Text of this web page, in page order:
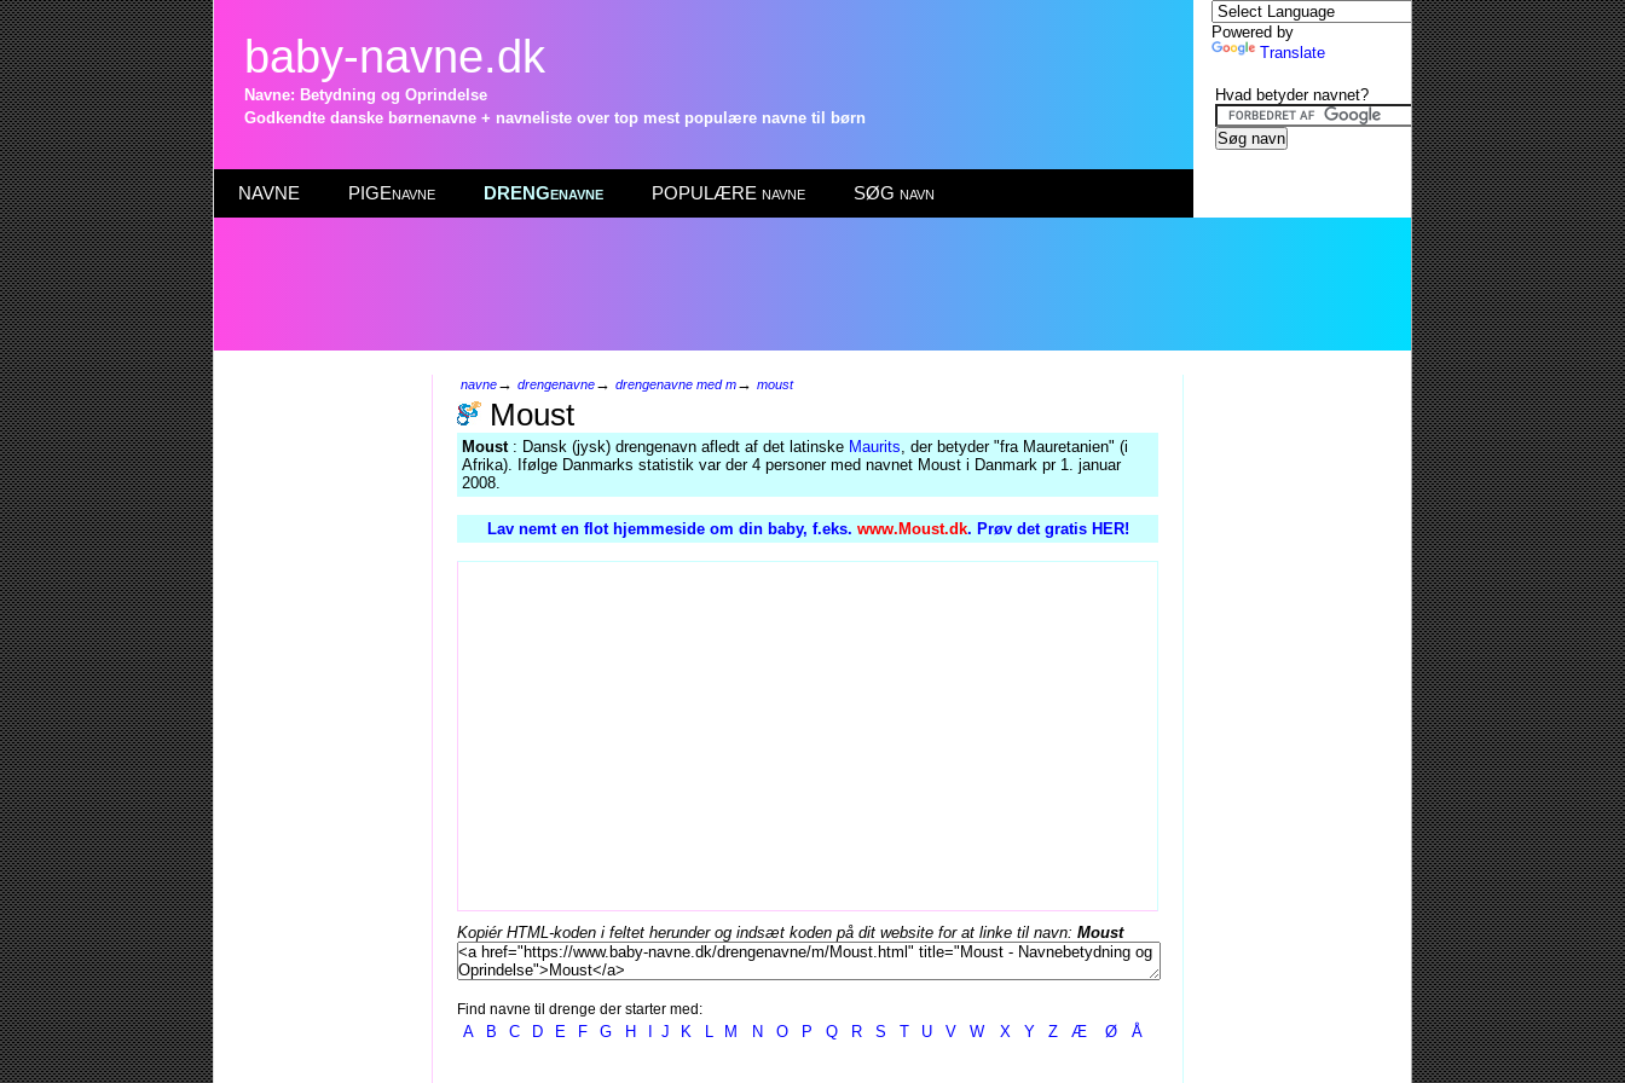
baby-navne.dk
Navne: Betydning og Oprindelse
Godkendte danske børnenavne + navneliste over top mest populære navne til børn
NAVNE PIGEnavne DRENGenavne POPULÆRE navne SØG navn
navne→ drengenavne→ drengenavne med m→ moust
Moust
Moust: Dansk (jysk) drengenavn afledt af det latinske Maurits, der betyder "fra Mauretanien" (i
Afrika). Ifølge Danmarks statistik var der 4 personer med navnet Moust i Danmark pr 1. januar
2008.
Lav nemt en flot hjemmeside om din baby, f.eks. www.Moust.dk. Prøv det gratis HER!
Kopiér HTML-koden i feltet herunder og indsæt koden på dit website for at linke til navn: Moust
Find navne til drenge der starter med:
A B C D E F G H J K L M N O P Q R S T U V W X Y Z Æ Ø Å
Powered by
Translate
Hvad betyder navnet?